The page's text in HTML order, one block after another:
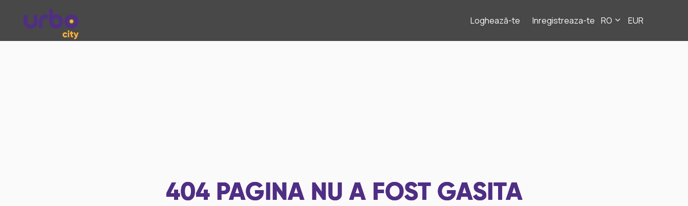
Loghează-te Inregistreaza-te RO EUR
404 PAGINA NU A FOST GASITA